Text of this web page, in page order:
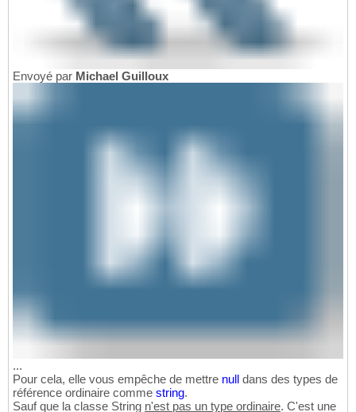
Envoyé par Michael Guilloux
...
Pour cela, elle vous empêche de mettre null dans des types de
référence ordinaire comme string.
Sauf que la classe String n'est pas un type ordinaire. C'est une